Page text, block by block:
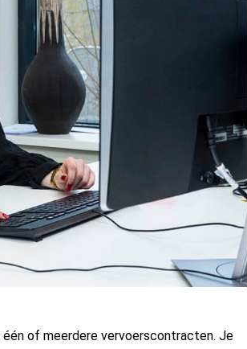
of meerdere vervoerscontracten. Je